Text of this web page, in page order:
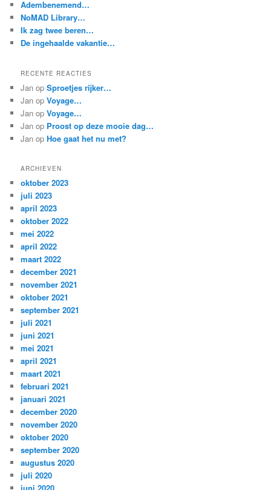
Adembenemend…
NoMAD Library…
Ik zag twee beren…
De ingehaalde vakantie…
RECENTE REACTIES
Jan opSproetjes rijker…
Jan opVoyage…
Jan opVoyage…
Jan op Proost op deze mooie dag…
Jan opHoe gaat het nu met?
ARCHIEVEN
oktober 2023
juli 2023
april 2023
oktober 2022
mei 2022
april 2022
maart 2022
december 2021
november 2021
oktober 2021
september 2021
juli 2021
juni 2021
mei 2021
april 2021
maart 2021
februari 2021
januari 2021
december 2020
november 2020
oktober 2020
september 2020
augustus 2020
juli 2020